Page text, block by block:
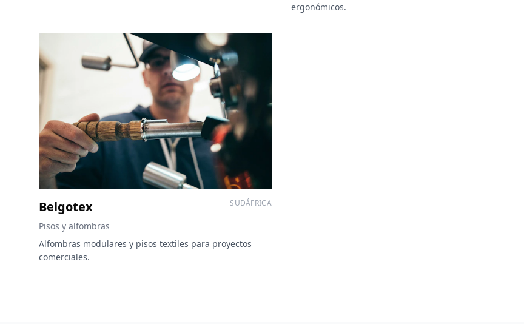
ergonómicos.
Belgotex SUDÁFRICA
Pisos y alfombras
Alfombras modulares y pisos textiles para proyectos
comerciales.